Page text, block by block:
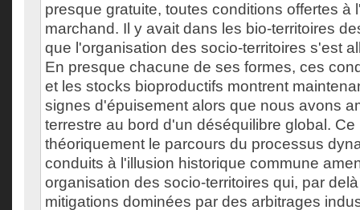
presque gratuite, toutes conditions offertes à
marchand. Il y avait dans les bio-territoires
que l'organisation des socio-territoires s'est
En presque chacune de ses formes, ces
et les stocks bioproductifs montrent
signes d'épuisement alors que nous avons
terrestre au bord d'un déséquilibre global. Ce
théoriquement le parcours du processus
conduits à l'illusion historique commune
organisation des socio-territoires qui, par
mitigations dominées par des arbitrages